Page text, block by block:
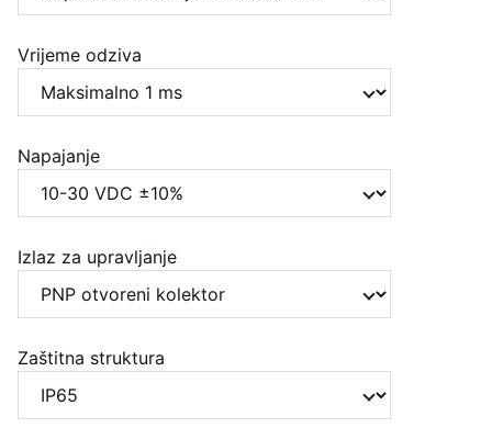
Vrijeme odziva
Napajanje
Izlaz za upravljanje
Zaštitna struktura